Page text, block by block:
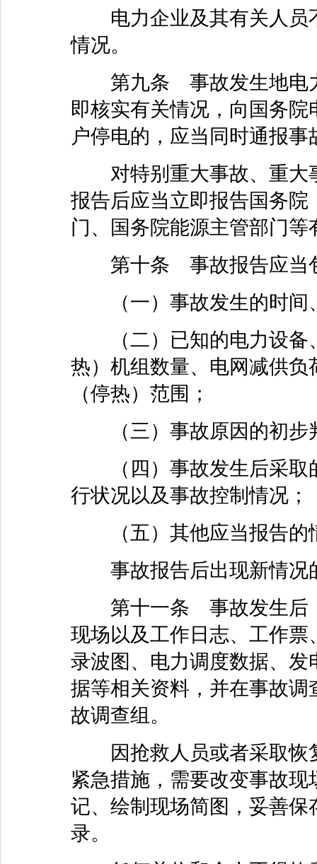
电力企业及其有关人员
情况。
第九条 事故发生地电力
即核实有关情况，向国务
户停电的，应当同时通报
对特别重大事故、重大
报告后应当立即报告国务
门、国务院能源主管部门等
第十条 事故报告应当
（一）事故发生的时间
（二）已知的电力设备
热）机组数量、电网减供
（停热）范围；
（三）事故原因的初步
（四）事故发生后采取
行状况以及事故控制情况；
（五）其他应当报告的
事故报告后出现新情况
第十一条 事故发生后，
现场以及工作日志、工作
录波图、电力调度数据、
据等相关资料，并在事故
故调查组。
因抢救人员或者采取恢
紧急措施，需要改变事故
记、绘制现场简图，妥善
录。